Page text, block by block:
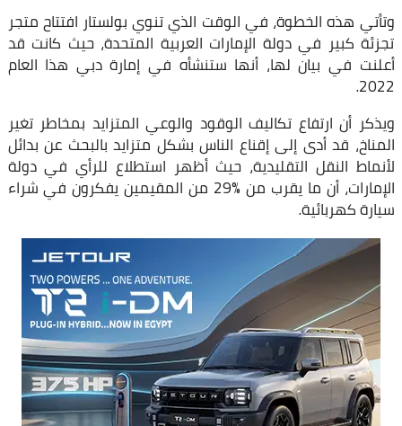
وتأتي هذه الخطوة، في الوقت الذي تنوي بولستار افتتاح متجر
تجزئة كبير في دولة الإمارات العربية المتحدة، حيث كانت قد
أعلنت في بيان لها، أنها ستنشأه في إمارة دبي هذا العام
2022.
ويذكر أن ارتفاع تكاليف الوقود والوعي المتزايد بمخاطر تغير
المناخ، قد أدى إلى إقناع الناس بشكل متزايد بالبحث عن بدائل
لأنماط النقل التقليدية، حيث أظهر استطلاع للرأي في دولة
الإمارات، أن ما يقرب من %29 من المقيمين يفكرون في شراء
سيارة كهربائية.